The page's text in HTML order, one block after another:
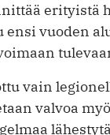
erityistä
vuoden
vain
valvoa